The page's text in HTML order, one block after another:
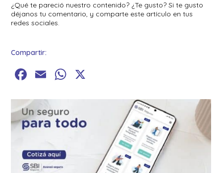
¿Qué te pareció nuestro contenido? ¿Te gusto? Si te gusto
déjanos tu comentario, y comparte este artículo en tus
redes sociales.
Compartir:
Facebook
EmailWhatsApp